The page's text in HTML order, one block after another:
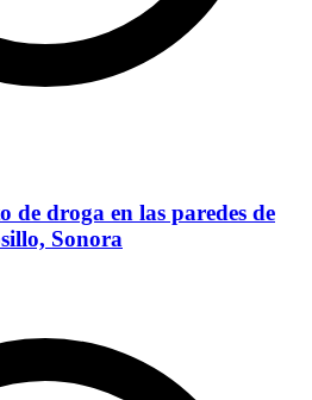
de droga en las paredes de
Sonora